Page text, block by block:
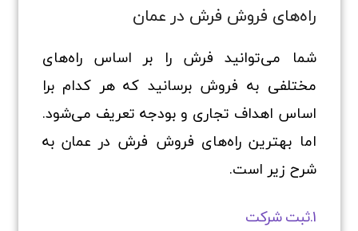
راه‌های فروش فرش در عمان
شما می‌توانید فرش را بر اساس راه‌های
مختلفی به فروش برسانید که هر کدام برا
اساس اهداف تجاری و بودجه تعریف می‌شود.
اما بهترین راه‌های فروش فرش در عمان به
شرح زیر است.
1.ثبت شرکت